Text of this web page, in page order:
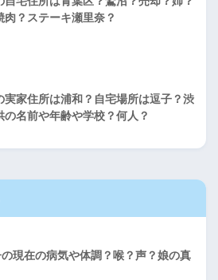
肉？ステーキ瀬里奈？
実家住所は浦和？自宅場所は逗子？渋
の名前や年齢や学校？何人？
現在の病気や体調？喉？声？娘の真